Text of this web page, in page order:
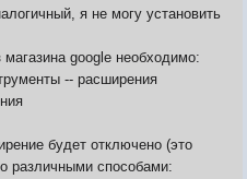
История ГРаней
я не могу установить
google необходимо:
-- расширения
будет отключено (это
различными способами: